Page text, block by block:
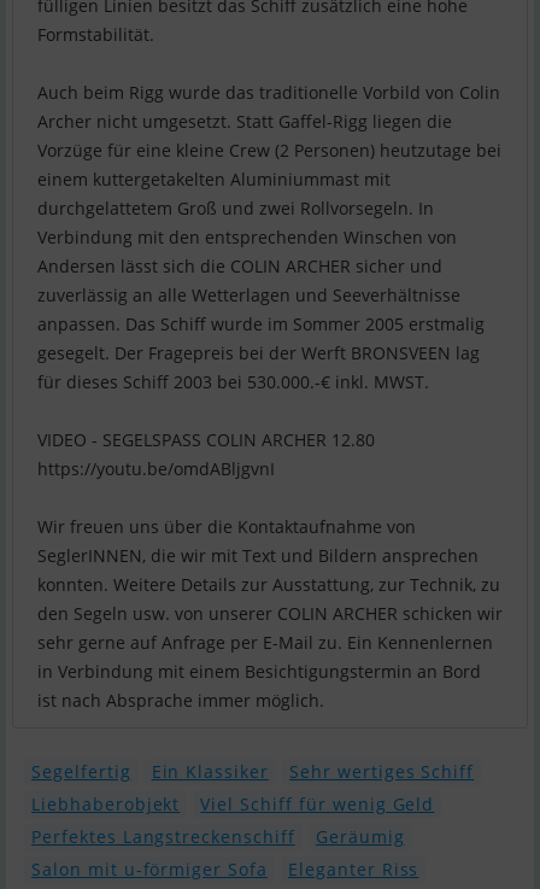
fülligen Linien besitzt das Schiff zusätzlich eine hohe
Formstabilität.
Auch beim Rigg wurde das traditionelle Vorbild von Colin
Archer nicht umgesetzt. Statt Gaffel-Rigg liegen die
Vorzüge für eine kleine Crew (2 Personen) heutzutage bei
einem kuttergetakelten Aluminiummast mit
durchgelattetem Groß und zwei Rollvorsegeln. In
Verbindung mit den entsprechenden Winschen von
Andersen lässt sich die COLIN ARCHER sicher und
zuverlässig an alle Wetterlagen und Seeverhältnisse
anpassen. Das Schiff wurde im Sommer 2005 erstmalig
gesegelt. Der Fragepreis bei der Werft BRONSVEEN lag
für dieses Schiff 2003 bei 530.000.-€ inkl. MWST.
VIDEO - SEGELSPASS COLIN ARCHER 12.80
https://youtu.be/omdABljgvnI
Wir freuen uns über die Kontaktaufnahme von
SeglerINNEN, die wir mit Text und Bildern ansprechen
konnten. Weitere Details zur Ausstattung, zur Technik, zu
den Segeln usw. von unserer COLIN ARCHER schicken wir
sehr gerne auf Anfrage per E-Mail zu. Ein Kennenlernen
in Verbindung mit einem Besichtigungstermin an Bord
ist nach Absprache immer möglich.
Segelfertig Ein Klassiker
Sehr wertiges Schiff
Liebhaberobjekt
Viel Schiff für wenig Geld
Perfektes Langstreckenschiff
Geräumig
Salon mit u-förmiger Sofa
Eleganter Riss